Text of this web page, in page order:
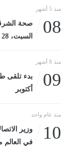
منذ 5 أشهر
08
السبت، 28 فبراير 2026 09:18 مـ
منذ 8 أشهر
09
أكتوبر
منذ عام واحد
10
وزير
في العالم